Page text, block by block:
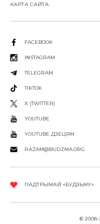
КАРТА САЙТА
FACEBOOK
INSTAGRAM
TELEGRAM
TIKTOK
X (TWITTER)
YOUTUBE
YOUTUBE ДЗЕЦЯМ
RAZAM@BUDZMA.ORG
ПАДТРЫМАЙ «БУДЗЬМУ»
© 2008-